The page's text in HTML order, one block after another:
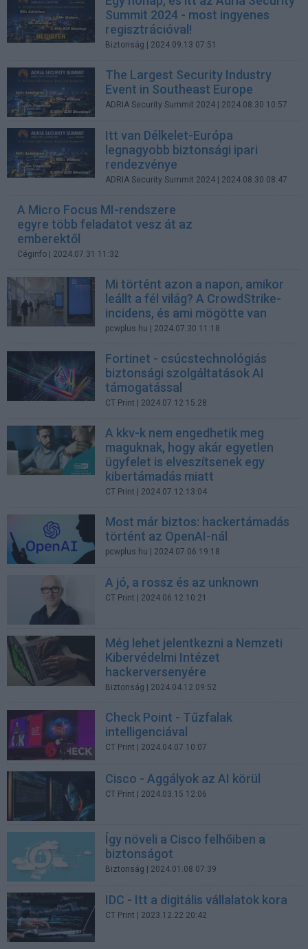
Summit 2024 - most ingyenes
regisztrációval!
Biztonság | 2024.09.13 07:51
The Largest Security Industry
Event in Southeast Europe
ADRIA Security Summit 2024 | 2024.08.30 10:57
Itt van Délkelet-Európa
legnagyobb biztonsági ipari
rendezvénye
ADRIA Security Summit 2024 | 2024.08.30 08:47
A Micro Focus MI-rendszere
egyre több feladatot vesz át az
emberektől
Céginfo | 2024.07.31 11:32
Mi történt azon a napon, amikor
leállt a fél világ? A CrowdStrike-
incidens, és ami mögötte van
pcwplus.hu | 2024.07.30 11:18
Fortinet - csúcstechnológiás
biztonsági szolgáltatások AI
támogatással
CT Print | 2024.07.12 15:28
A kkv-k nem engedhetik meg
maguknak, hogy akár egyetlen
ügyfelet is elveszítsenek egy
kibertámadás miatt
CT Print | 2024.07.12 13:04
Most már biztos: hackertámadás
történt az OpenAI-nál
pcwplus.hu | 2024.07.06 19:18
A jó, a rossz és az unknown
CT Print | 2024.06.12 10:21
Még lehet jelentkezni a Nemzeti
Kibervédelmi Intézet
hackerversenyére
Biztonság | 2024.04.12 09:52
Check Point - Tűzfalak
intelligenciával
CT Print | 2024.04.07 10:07
Cisco - Aggályok az AI körül
CT Print | 2024.03.15 12:06
Így növeli a Cisco felhőiben a
biztonságot
Biztonság | 2024.01.08 07:39
IDC - Itt a digitális vállalatok kora
CT Print | 2023.12.22 20:42